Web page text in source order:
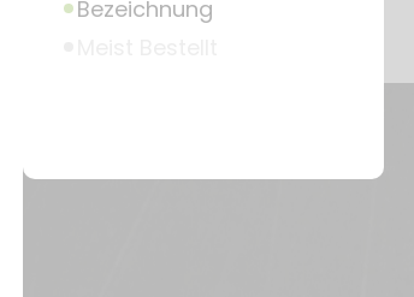
Bezeichnung